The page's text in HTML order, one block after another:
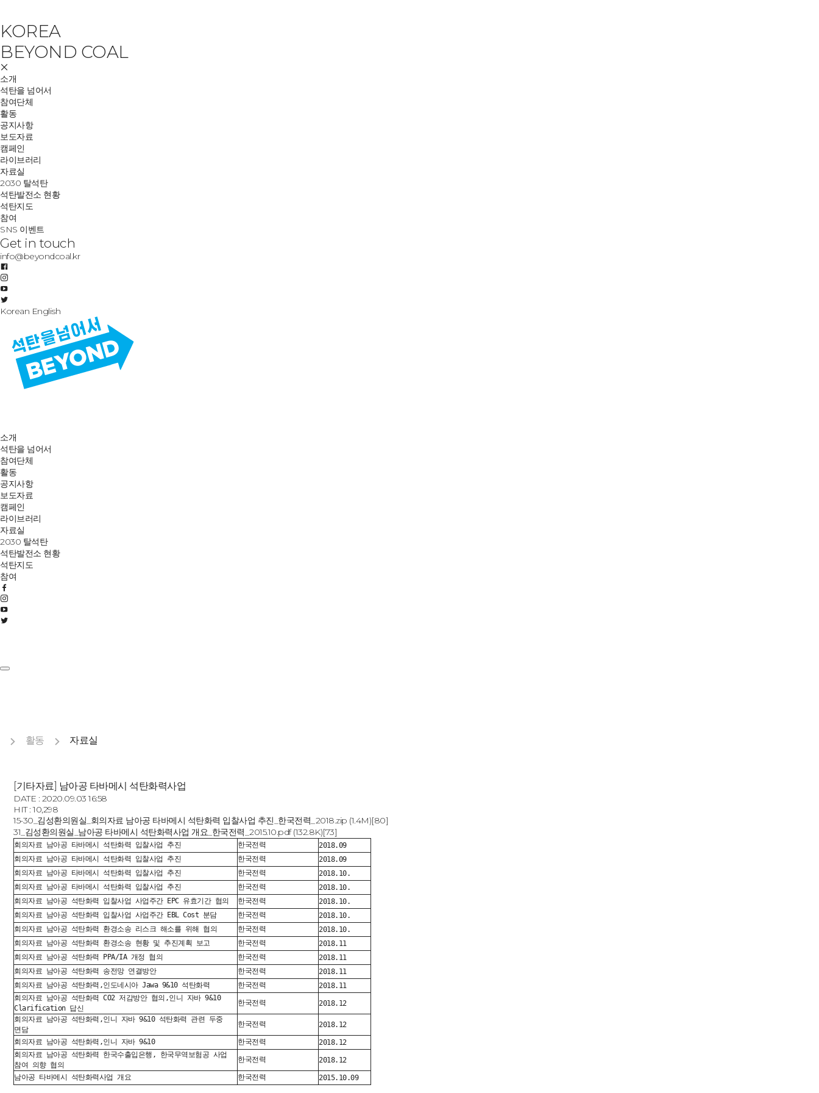
KOREA
BEYOND COAL
소개
석탄을 넘어서
참여단체
활동
공지사항
보도자료
캠페인
라이브러리
자료실
2030 탈석탄
석탄발전소 현황
석탄지도
참여
SNS 이벤트
Get in touch
info@beyondcoal.kr
Korean English
소개
석탄을 넘어서
참여단체
활동
공지사항
보도자료
캠페인
라이브러리
자료실
2030 탈석탄
석탄발전소 현황
석탄지도
참여
활동 자료실
[기타자료] 남아공 타바메시 석탄화력사업
DATE : 2020.09.03 16:58
HIT : 10,298
15-30_김성환의원실_회의자료 남아공 타바메시 석탄화력 입찰사업 추진_한국전력_2018.zip (1.4M)[80]
31_김성환의원실_남아공 타바메시 석탄화력사업 개요_한국전력_2015.10.pdf(132.8K)[73]
회의자료 남아공 타바메시 석탄화력 입찰사업 추진 한국전력
2018.09
회의자료 남아공 타바메시 석탄화력 입찰사업 추진
한국전력
2018.09
회의자료 남아공 타바메시 석탄화력 입찰사업 추진
한국전력
2018.10.
회의자료 남아공 타바메시 석탄화력 입찰사업 추진
한국전력
2018.10.
회의자료 남아공 석탄화력 입찰사업 사업주간 EPC 유효기간 협의
한국전력
2018.10.
회의자료 남아공 석탄화력 입찰사업 사업주간 EBL Cost 분담
한국전력
2018.10.
회의자료 남아공 석탄화력 환경소송 리스크 해소를 위해 협의
한국전력
2018.10.
회의자료 남아공 석탄화력 환경소송 현황 및 추진계획 보고
한국전력
2018.11
회의자료 남아공 석탄화력 PPA/IA 개정 협의
한국전력
2018.11
회의자료 남아공 석탄화력 송전망 연결방안
한국전력
2018.11
회의자료 남아공 석탄화력,인도네시아 Jawa 9&10 석탄화력
한국전력
2018.11
회의자료 남아공 석탄화력 CO2 저감방안 협의,인니 자바 9&10
Clarification 답신
한국전력
2018.12
회의자료 남아공 석탄화력,인니 자바 9&10 석탄화력 관련 두중
면담
한국전력
2018.12
회의자료 남아공 석탄화력,인니 자바 9&10
한국전력
2018.12
회의자료 남아공 석탄화력 한국수출입은행, 한국무역보험공 사업
참여 의향 협의
한국전력
2018.12
남아공 타바메시 석탄화력사업 개요
한국전력 2015.10.09